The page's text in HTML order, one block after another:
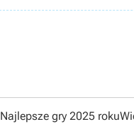
Najlepsze gry 2025 roku